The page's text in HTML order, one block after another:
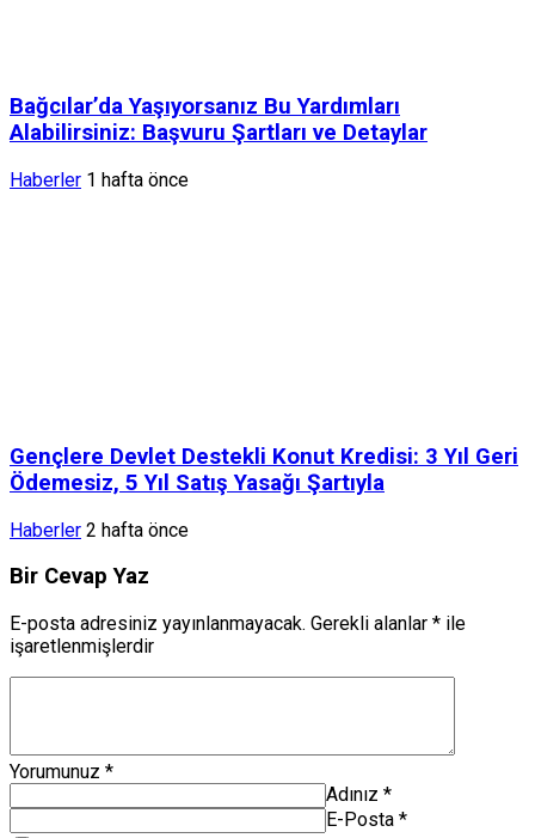
Bağcılar’da Yaşıyorsanız Bu Yardımları
Alabilirsiniz: Başvuru Şartları ve Detaylar
Haberler 1 hafta önce
Gençlere Devlet Destekli Konut Kredisi: 3 Yıl Geri
Ödemesiz, 5 Yıl Satış Yasağı Şartıyla
Haberler 2 hafta önce
Bir Cevap Yaz
E-posta adresiniz yayınlanmayacak. Gerekli alanlar * ile
işaretlenmişlerdir
Yorumunuz *
Adınız *
E-Posta *